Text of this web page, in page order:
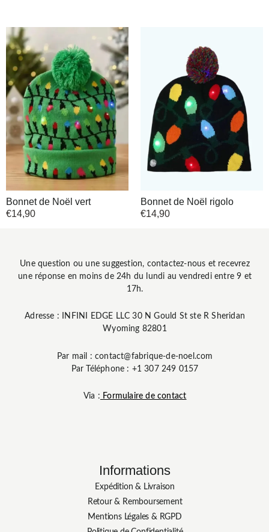
Bonnet de Noël vert
€14,90
Bonnet de Noël rigolo
€14,90
Une question ou une suggestion, contactez-nous et recevrez
une réponse en moins de 24h du lundi au vendredi entre 9 et
17h.
Adresse : INFINI EDGE LLC 30 N Gould St ste R Sheridan
Wyoming 82801
Par mail : contact@fabrique-de-noel.com
Par Téléphone : +1 307 249 0157
Via : Formulaire de contact
Informations
Expédition & Livraison
Retour & Remboursement
Mentions Légales & RGPD